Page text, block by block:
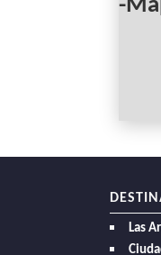
-
Las